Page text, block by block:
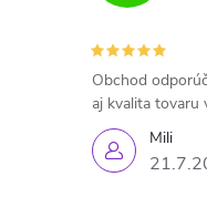
Mili
Obchod
aj kvalita tovaru